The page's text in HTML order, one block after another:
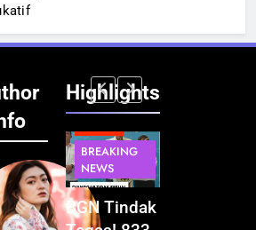
Highlights
BREAKING
NEWS
BGN Tindak